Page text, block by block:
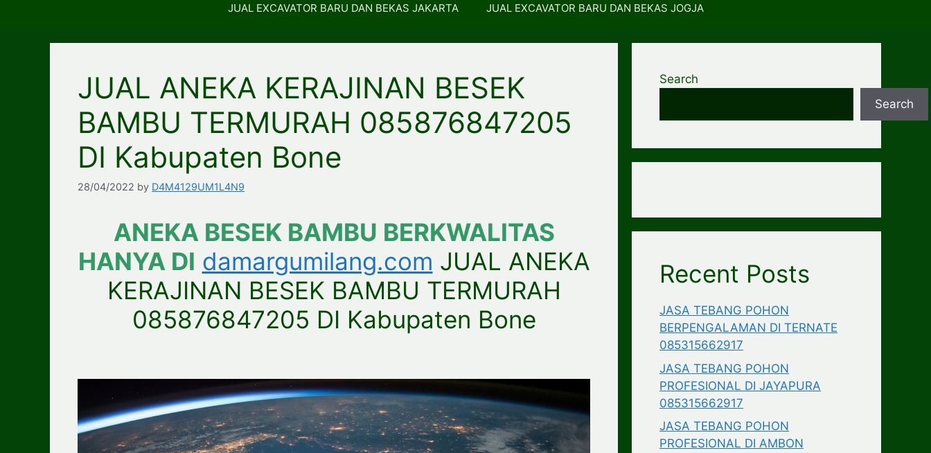
JUAL EXCAVATOR BARU DAN BEKAS JAKARTA JUAL EXCAVATOR BARU DAN BEKAS JOGJA
JUAL ANEKA KERAJINAN BESEK
BAMBU TERMURAH 085876847205
DI Kabupaten Bone
28/04/2022 by D4M4129UM1L4N9
ANEKA BESEK BAMBU BERKWALITAS
HANYA DI damargumilang.com JUAL ANEKA
KERAJINAN BESEK BAMBU TERMURAH
085876847205 DI Kabupaten Bone
Search
Search
Recent Posts
JASA TEBANG POHON
BERPENGALAMAN DI TERNATE
085315662917
JASA TEBANG POHON
PROFESIONAL DI JAYAPURA
085315662917
JASA TEBANG POHON
PROFESIONAL DI AMBON